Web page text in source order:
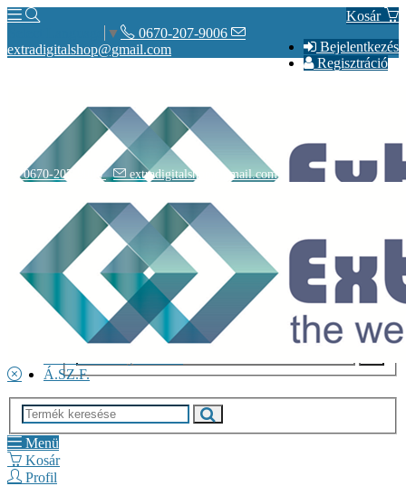
Kosár
Bejelentkezés
Regisztráció
▼
0670-207-9006
extradigitalshop@gmail.com
Rólunk
Elérhetőségeink
Vásárlás
Szállítás
Á.SZ.F.
0670-207-9006 extradigitalshop@gmail.com
Menü
Kosár
Profil